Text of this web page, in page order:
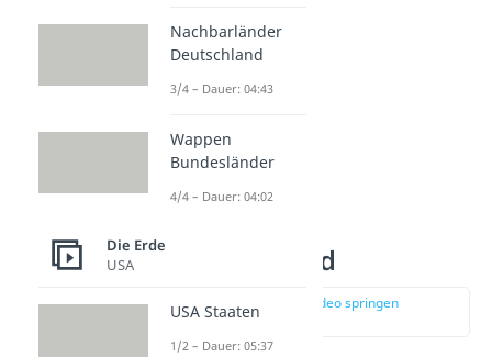
Süddeutschland
zur Stelle im Video springen
(01:36)
Nachbarländer
Deutschland
3/4 – Dauer: 04:43
Wappen
Bundesländer
4/4 – Dauer: 04:02
Die Erde
USA
USA Staaten
1/2 – Dauer: 05:37